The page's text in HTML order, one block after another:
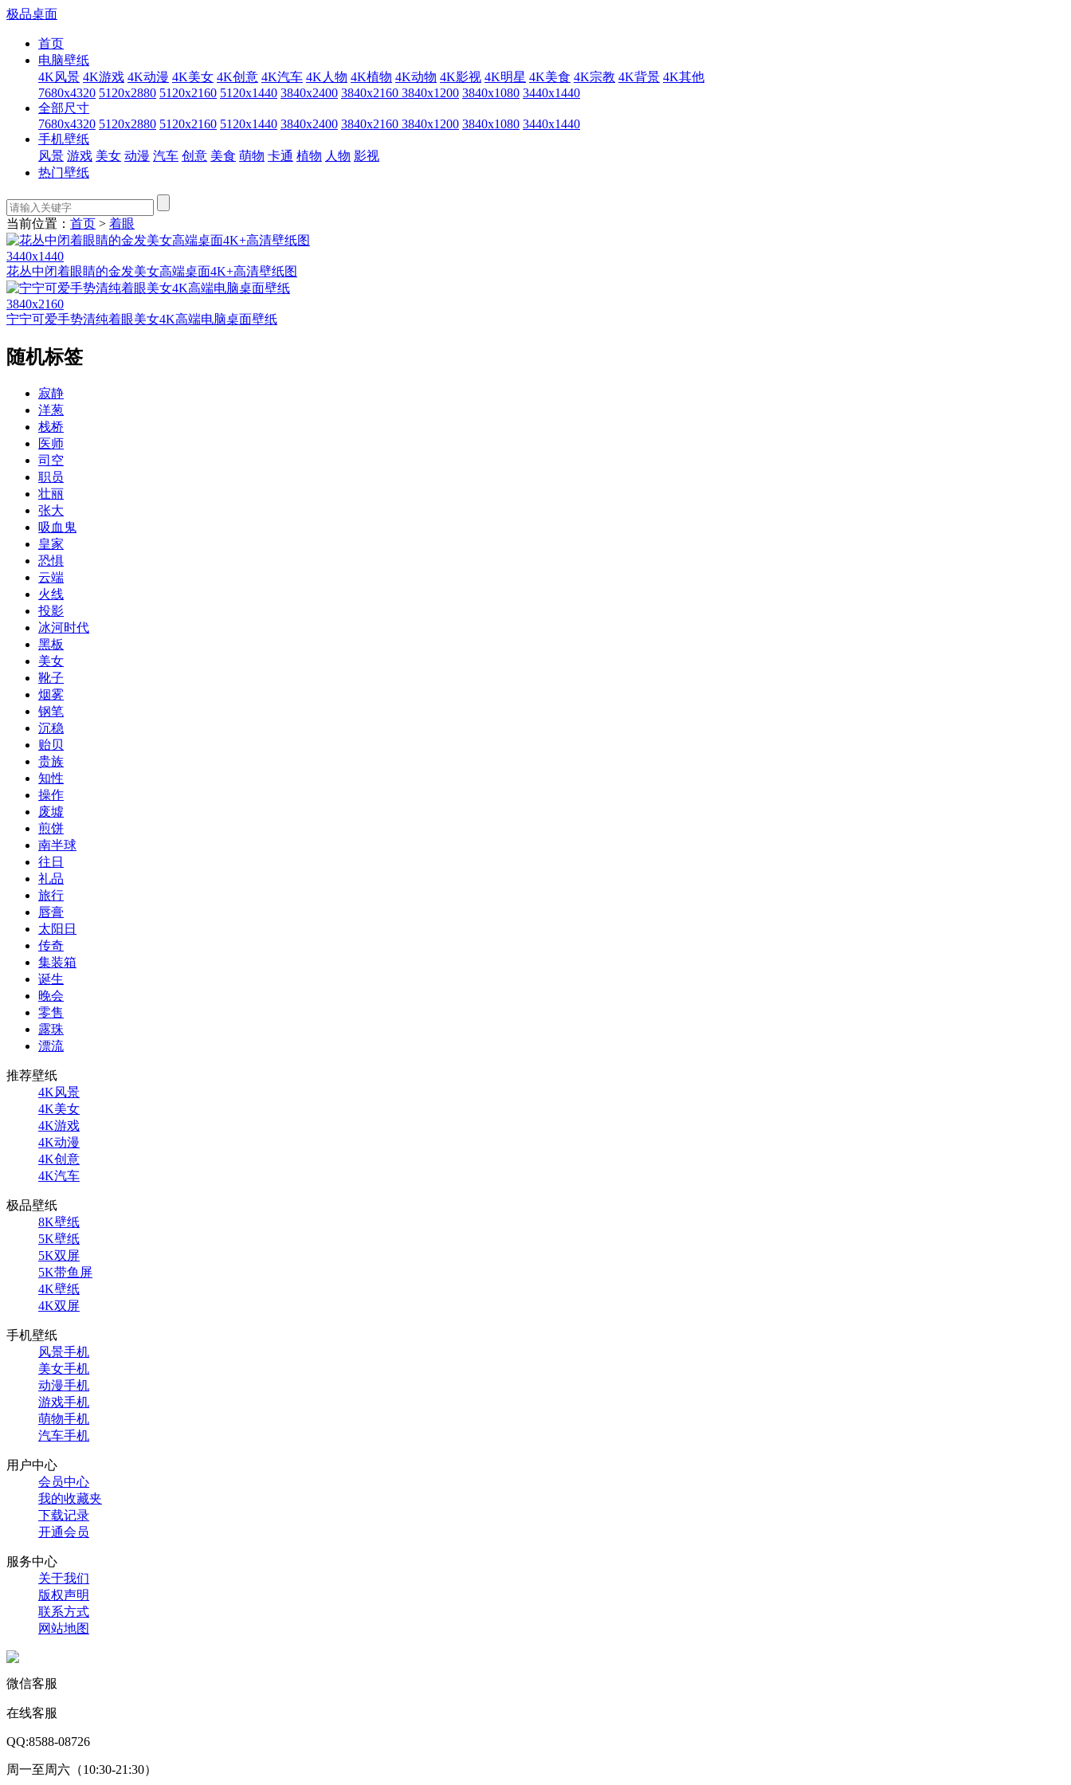
极品桌面
首页
电脑壁纸
4K风景 4K游戏 4K动漫 4K美女 4K创意 4K汽车 4K人物 4K植物 4K动物 4K影视 4K明星 4K美食 4K宗教 4K背景 4K其他
7680x4320 5120x2880 5120x2160 5120x1440 3840x2400 3840x2160 3840x1200 3840x1080 3440x1440
全部尺寸
7680x4320 5120x2880 5120x2160 5120x1440 3840x2400 3840x2160 3840x1200 3840x1080 3440x1440
手机壁纸
风景 游戏 美女 动漫 汽车 创意 美食 萌物 卡通 植物 人物 影视
热门壁纸
当前位置： 首页 > 着眼
3440x1440
花丛中闭着眼睛的金发美女高端桌面4K+高清壁纸图
3840x2160
宁宁可爱手势清纯着眼美女4K高端电脑桌面壁纸
随机标签
寂静
洋葱
栈桥
医师
司空
职员
壮丽
张大
吸血鬼
皇家
恐惧
云端
火线
投影
冰河时代
黑板
美女
靴子
烟雾
钢笔
沉稳
贻贝
贵族
知性
操作
废墟
煎饼
南半球
往日
礼品
旅行
唇膏
太阳日
传奇
集装箱
诞生
晚会
零售
露珠
漂流
推荐壁纸
4K风景
4K美女
4K游戏
4K动漫
4K创意
4K汽车
极品壁纸
8K壁纸
5K壁纸
5K双屏
5K带鱼屏
4K壁纸
4K双屏
手机壁纸
风景手机
美女手机
动漫手机
游戏手机
萌物手机
汽车手机
用户中心
会员中心
我的收藏夹
下载记录
开通会员
服务中心
关于我们
版权声明
联系方式
网站地图
微信客服
在线客服
QQ:8588-08726
周一至周六（10:30-21:30）